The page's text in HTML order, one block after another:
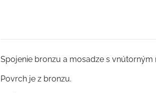
Spojenie bronzu a mosadze s
Povrch je z bronzu.